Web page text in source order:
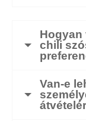
Hogyan
chili
Van-e